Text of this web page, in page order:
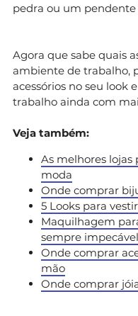
pedra ou um
Agora que sabe quais
ambiente de trabalho,
acessórios no seu look
trabalho ainda com
Veja também:
As melhores lojas
moda
Onde comprar
5 Looks para
Maquilhagem
sempre impecável
Onde comprar
mão
Onde comprar